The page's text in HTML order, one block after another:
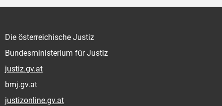
Die österreichische Justiz
Bundesministerium für Justiz
justiz.gv.at
bmj.gv.at
justizonline.gv.at